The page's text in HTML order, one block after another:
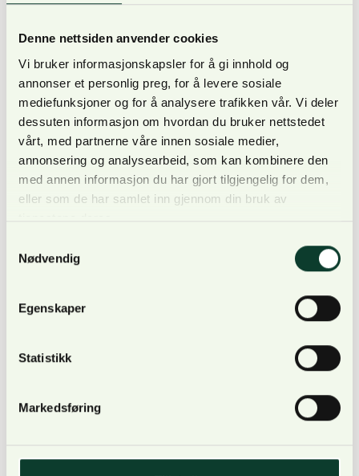
Denne nettsiden anvender cookies
Vi bruker informasjonskapsler for å gi innhold og
annonser et personlig preg, for å levere sosiale
mediefunksjoner og for å analysere trafikken vår. Vi deler
dessuten informasjon om hvordan du bruker nettstedet
vårt, med partnerne våre innen sosiale medier,
annonsering og analysearbeid, som kan kombinere den
med annen informasjon du har gjort tilgjengelig for dem,
eller som de har samlet inn gjennom din bruk av
Nødvendig
Egenskaper
Statistikk
Markedsføring
andre arealer, skriver Miljødirektoratet.
klimagassregnskapet for kommuner og fylker for
skog- og arealbrukssektoren, i samarbeid med
NIBIO. Regnskapet viser hvordan vi mennesker
bruker og bygger ned areal, og hvordan dette har
påvirket utslipp og opptak av klimagasser i…
Nyheter fra andre
I en fagartikkel spør Landbruksdirektoratet om vi
har nok kunnskap til å kunne uttale oss med
sikkerhet om den økologiske tilstanden i skog.
Hvordan er tilstanden, og hvordan opprettholde og
serie på fire artikler om økologisk tilstand i skog for
Les…